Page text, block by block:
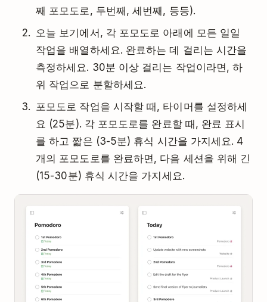
째 포모도로, 두번째, 세번째, 등등).
오늘 보기에서, 각 포모도로 아래에 모든 일일
작업을 배열하세요. 완료하는 데 걸리는 시간을
측정하세요. 30분 이상 걸리는 작업이라면, 하
위 작업으로 분할하세요.
포모도로 작업을 시작할 때, 타이머를 설정하세
요 (25분). 각 포모도로를 완료할 때, 완료 표시
를 하고 짧은 (3-5분) 휴식 시간을 가지세요. 4
개의 포모도로를 완료하면, 다음 세션을 위해 긴
(15-30분) 휴식 시간을 가지세요.